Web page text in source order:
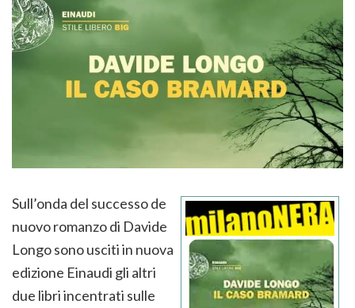
Sull’onda del successo de
nuovo romanzo di Davide
Longo sono usciti in nuova
edizione Einaudi gli altri
due libri incentrati sulle